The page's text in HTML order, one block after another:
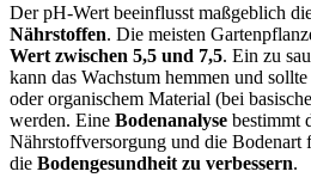
Der pH-Wert beeinflusst maßgeblich
Nährstoffen. Die meisten
Wert zwischen 5,5 und 7,5. Ein zu
kann das Wachstum hemmen und
oder organischem Material (bei
werden. Eine Bodenanalyse bestimmt
Nährstoffversorgung und die Bodenart
die Bodengesundheit zu verbessern.